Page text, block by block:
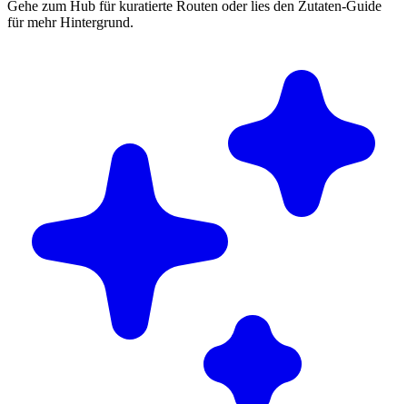
Gehe zum Hub für kuratierte Routen oder lies den Zutaten-Guide
für mehr Hintergrund.